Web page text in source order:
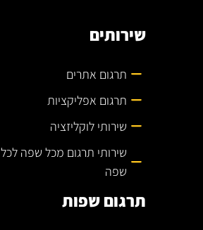
שירותים
תרגום אתרים
תרגום אפליקציות
שירותי לוקליזציה
שירותי תרגום מכל שפה לכל
שפה
תרגום שפות